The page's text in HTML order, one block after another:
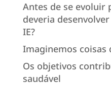
Antes de se evoluir
deveria
IE?
Imaginemos coisas
Os objetivos
saudável